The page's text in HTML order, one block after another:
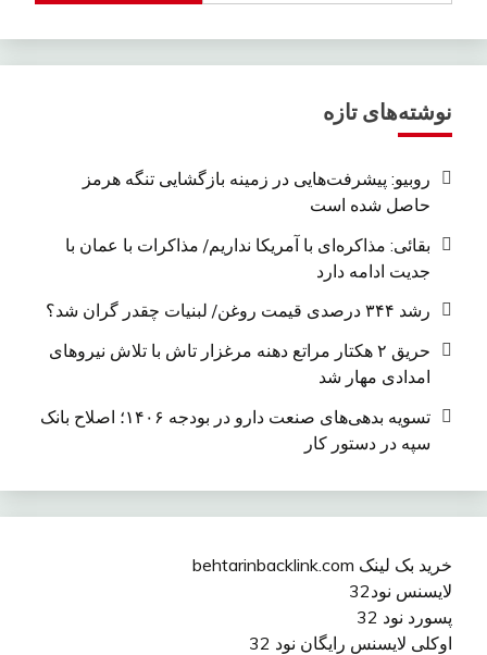
نوشته‌های تازه
روبیو: پیشرفت‌هایی در زمینه بازگشایی تنگه هرمز
حاصل شده است
بقائی: مذاکره‌ای با آمریکا نداریم/ مذاکرات با عمان با
جدیت ادامه دارد
رشد ۳۴۴ درصدی قیمت روغن/ لبنیات چقدر گران شد؟
حریق ۲ هکتار مراتع دهنه مرغزار تاش با تلاش نیروهای
امدادی مهار شد
تسویه بدهی‌های صنعت دارو در بودجه ۱۴۰۶؛ اصلاح بانک
سپه در دستور کار
خرید بک لینک behtarinbacklink.com
لایسنس نود32
پسورد نود 32
اوکلی لایسنس رایگان نود 32